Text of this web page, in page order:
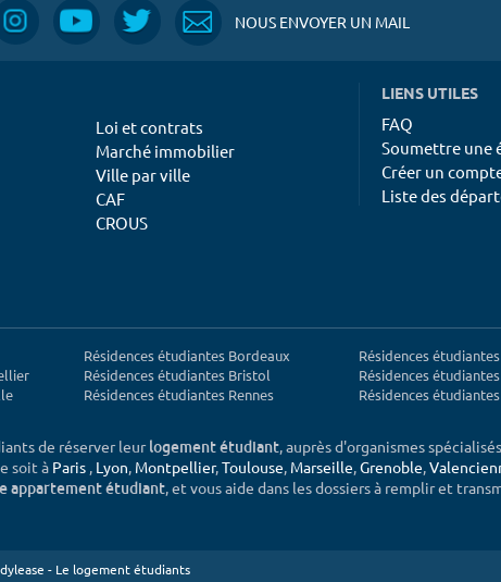
NOUS ENVOYER UN MAIL
Loi et contrats
Marché immobilier
Ville par ville
CAF
CROUS
LIENS UTILES
FAQ
Soumettre une
Créer un
Liste des
Résidences étudiantes Bordeaux
Résidences étudiantes Bristol
Résidences étudiantes Rennes
Résidences
Résidences
Résidences
de réserver leurlogement étudiant, auprès d'organismes
soit à Paris , Lyon, Montpellier,Toulouse, Marseille,Grenoble,
appartement étudiant, et vous aide dans les dossiers à remplir et
- Le logement étudiants